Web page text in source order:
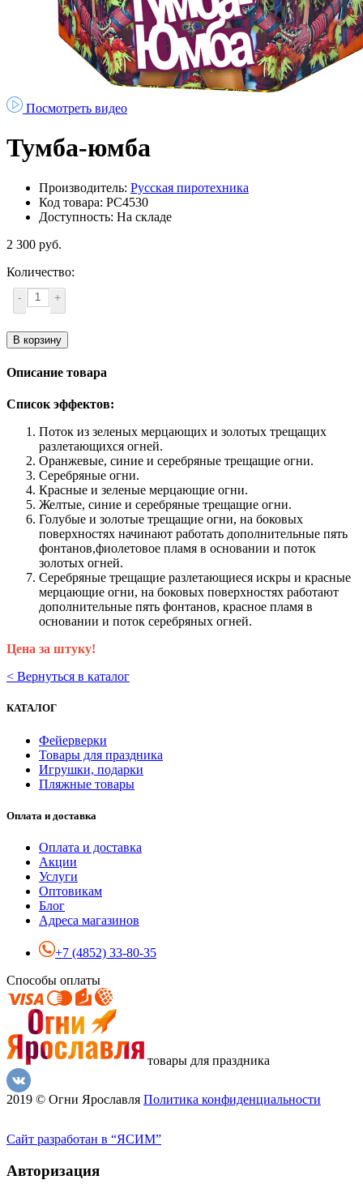
Посмотреть видео
Тумба-юмба
Производитель: Русская пиротехника
Код товара: РС4530
Доступность: На складе
2 300 руб.
Количество:
- +
В корзину
Описание товара
Список эффектов:
Поток из зеленых мерцающих и золотых трещащих
разлетающихся огней.
Оранжевые, синие и серебряные трещащие огни.
Серебряные огни.
Красные и зеленые мерцающие огни.
Желтые, синие и серебряные трещащие огни.
Голубые и золотые трещащие огни, на боковых
поверхностях начинают работать дополнительные пять
фонтанов,фиолетовое пламя в основании и поток
золотых огней.
Серебряные трещащие разлетающиеся искры и красные
мерцающие огни, на боковых поверхностях работают
дополнительные пять фонтанов, красное пламя в
основании и поток серебряных огней.
Цена за штуку!
< Вернуться в каталог
КАТАЛОГ
Фейерверки
Товары для праздника
Игрушки, подарки
Пляжные товары
Оплата и доставка
Оплата и доставка
Акции
Услуги
Оптовикам
Блог
Адреса магазинов
+7 (4852) 33-80-35
Способы оплаты
товары для праздника
2019 © Огни Ярославля Политика конфиденциальности
Сайт разработан в “ЯСИМ”
Авторизация